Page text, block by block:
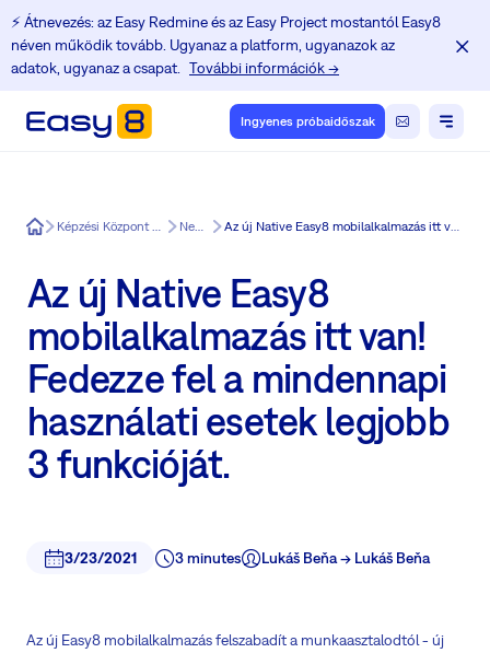
⚡️ Átnevezés: az Easy Redmine és az Easy Project mostantól Easy8
néven működik tovább. Ugyanaz a platform, ugyanazok az
adatok, ugyanaz a csapat.
További információk →
Ingyenes próbaidőszak
Easy8 Képzési Központ a Redmine felhasználók számára News in Easy8 Az új Native Easy8 mobilalkalmazás itt van! Fedezze fel a mindennapi használati esetek legjobb 3 funkcióját.
Az új Native Easy8
mobilalkalmazás itt van!
Fedezze fel a mindennapi
használati esetek legjobb
3 funkcióját.
3/23/2021 3 minutes Lukáš Beňa -> Lukáš Beňa
Az új Easy8 mobilalkalmazás felszabadít a munkaasztalodtól - új